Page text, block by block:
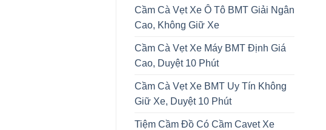
Cầm Cà Vẹt Xe Ô Tô BMT Giải Ngân
Cao, Không Giữ Xe
Cầm Cà Vẹt Xe Máy BMT Định Giá
Cao, Duyệt 10 Phút
Cầm Cà Vẹt Xe BMT Uy Tín Không
Giữ Xe, Duyệt 10 Phút
Tiệm Cầm Đồ Có Cầm Cavet Xe